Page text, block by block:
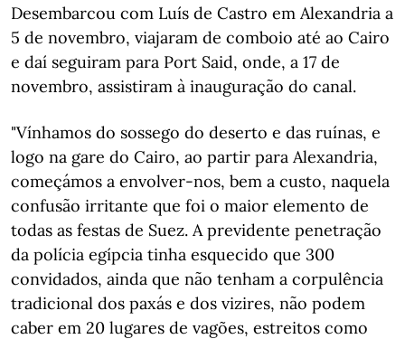
Desembarcou com Luís de Castro em Alexandria a
5 de novembro, viajaram de comboio até ao Cairo
e daí seguiram para Port Said, onde, a 17 de
novembro, assistiram à inauguração do canal.
"Vínhamos do sossego do deserto e das ruínas, e
logo na gare do Cairo, ao partir para Alexandria,
começámos a envolver-nos, bem a custo, naquela
confusão irritante que foi o maior elemento de
todas as festas de Suez. A previdente penetração
da polícia egípcia tinha esquecido que 300
convidados, ainda que não tenham a corpulência
tradicional dos paxás e dos vizires, não podem
caber em 20 lugares de vagões, estreitos como